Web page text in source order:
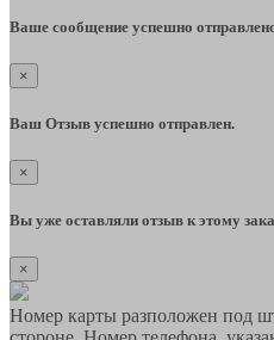
Ваше сообщение успешно
×
Ваш Отзыв успешно отправлен.
×
Вы уже оставляли отзыв к этому
×
Номер карты разположен под